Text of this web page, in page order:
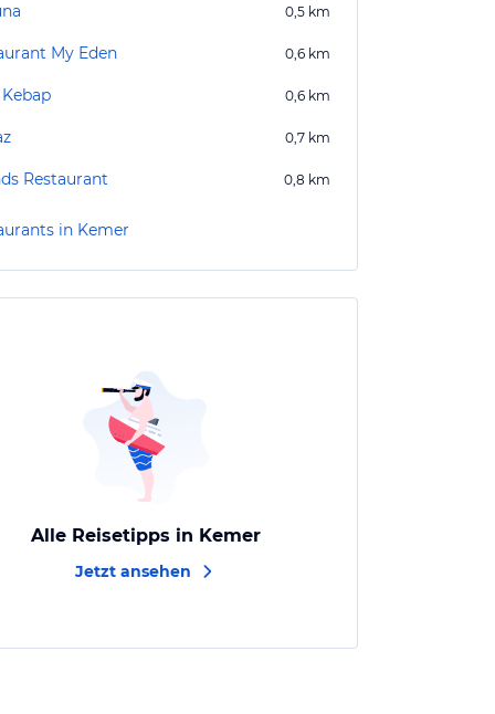
0,5 km
My Eden 0,6 km
Kebap 0,6 km
0,7 km
Restaurant 0,8 km
in Kemer
Alle Reisetipps in Kemer
Jetzt ansehen